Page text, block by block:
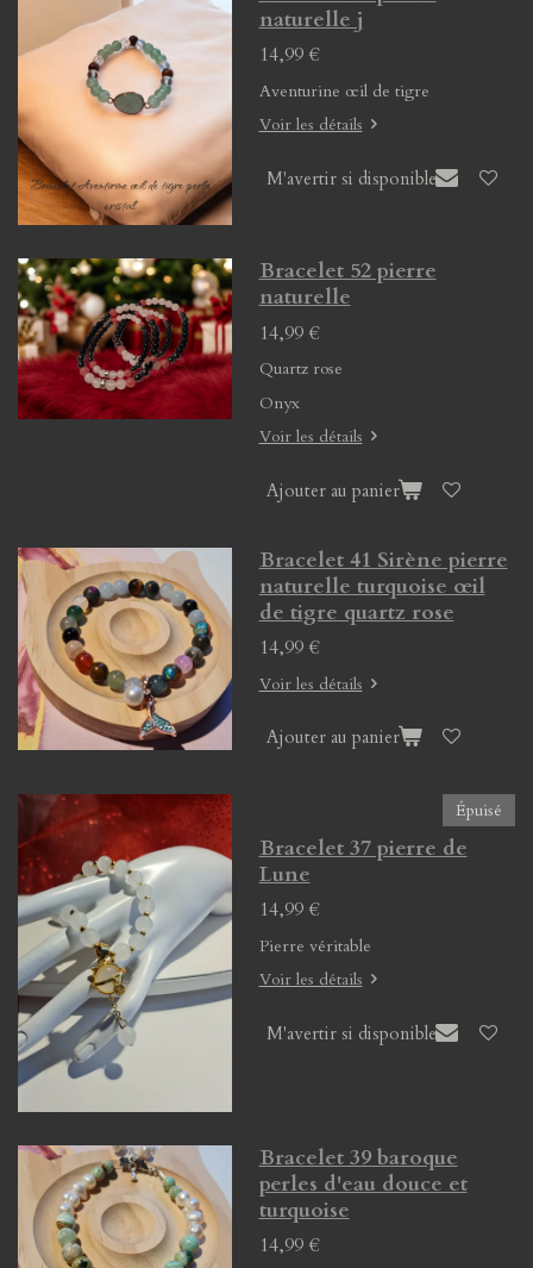
naturelle j
14,99 €
Aventurine œil de tigre
Voir les détails
M'avertir si disponible
Bracelet 52 pierre
naturelle
14,99 €
Quartz rose
Onyx
Voir les détails
Ajouter au panier
Bracelet 41 Sirène pierre
naturelle turquoise œil
de tigre quartz rose
14,99 €
Voir les détails
Ajouter au panier
Épuisé
Bracelet 37 pierre de
Lune
14,99 €
Pierre véritable
Voir les détails
M'avertir si disponible
Bracelet 39 baroque
perles d'eau douce et
turquoise
14,99 €